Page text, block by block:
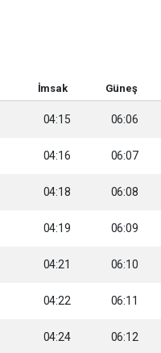
İmsak Güneş
04:15 06:06
04:16 06:07
04:18 06:08
04:19 06:09
04:21 06:10
04:22 06:11
04:24 06:12